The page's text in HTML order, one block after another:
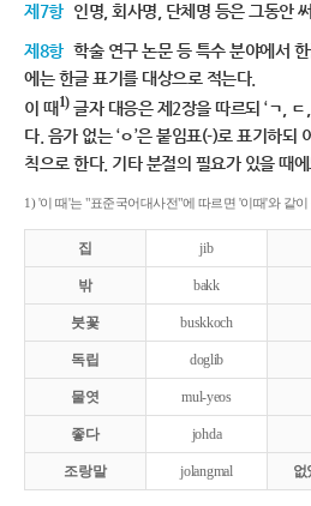
제7항 인명, 회사명, 단체명 등은 그동안
제8항 학술 연구 논문 등 특수 분야에서
에는 한글 표기를 대상으로 적는다.
이 때1)글자 대응은 제2장을 따르되 ‘ㄱ, ㄷ,
다. 음가 없는 ‘ㅇ’은 붙임표(-)로 표기하되
칙으로 한다. 기타 분절의 필요가 있을 때
1) '이 때'는 "표준국어대사전"에 따르면 '이때'와 같이
집 jib
밖 bakk
붓꽃 buskkoch
독립 doglib
물엿 mul-yeos
좋다 johda
조랑말 jolangmal 없